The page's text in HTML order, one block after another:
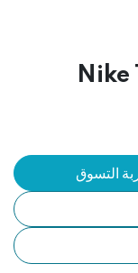
Nike
التسوق